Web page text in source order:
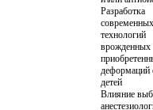
Разработка
современных
технологий
врожденных
деформаций
детей
Влияние